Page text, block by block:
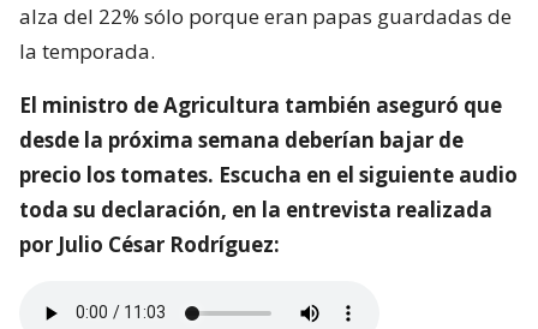
alza del 22% sólo porque eran papas guardadas de
la temporada.
El ministro de Agricultura también aseguró que
desde la próxima semana deberían bajar de
precio los tomates. Escucha en el siguiente audio
toda su declaración, en la entrevista realizada
por Julio César Rodríguez: